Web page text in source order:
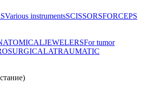
Various instrumentsSCISSORSFORCEPS
JEWELERSFor tumor
ATRAUMATIC